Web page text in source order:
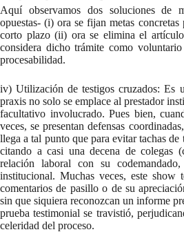
Aquí observamos dos soluciones de
opuestas- (i) ora se fijan metas
corto plazo (ii) ora se elimina el
considera dicho trámite como
procesabilidad.
iv) Utilización de testigos cruzados: Es
praxis no solo se emplace al prestador
facultativo involucrado. Pues bien,
veces, se presentan defensas
llega a tal punto que para evitar tachas de
citando a casi una decena de colegas
relación laboral con su
institucional. Muchas veces, este show
comentarios de pasillo o de su
sin que siquiera reconozcan un informe
prueba testimonial se travistió,
celeridad del proceso.